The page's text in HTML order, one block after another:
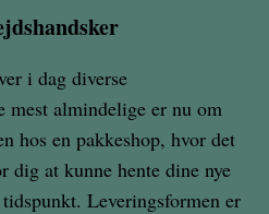
i dag diverse
mest almindelige er nu om
hos en pakkeshop, hvor det
dig at kunne hente dine nye
Leveringsformen er